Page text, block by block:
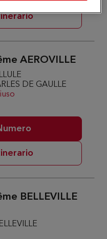
AEROVILLE
DE GAULLE
BELLEVILLE